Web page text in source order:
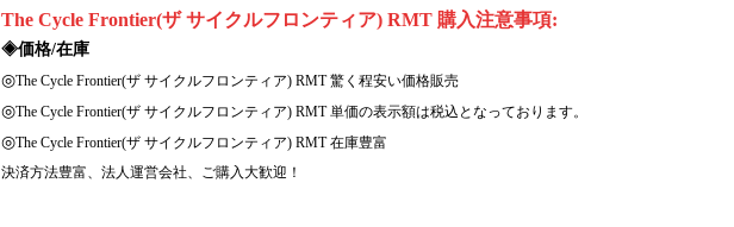
The Cycle Frontier(ザ サイクルフロンティア) RMT 購入注意事項:
◈価格/在庫
◎The Cycle Frontier(ザ サイクルフロンティア) RMT 驚く程安い価格販売
◎The Cycle Frontier(ザ サイクルフロンティア) RMT 単価の表示額は税込となっております。
◎The Cycle Frontier(ザ サイクルフロンティア) RMT 在庫豊富
決済方法豊富、法人運営会社、ご購入大歓迎！